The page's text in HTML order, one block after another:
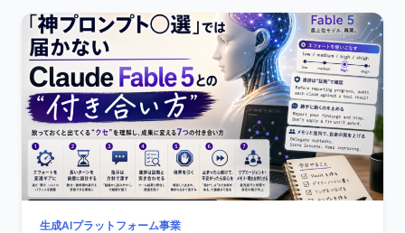
生成AIプラットフォーム事業